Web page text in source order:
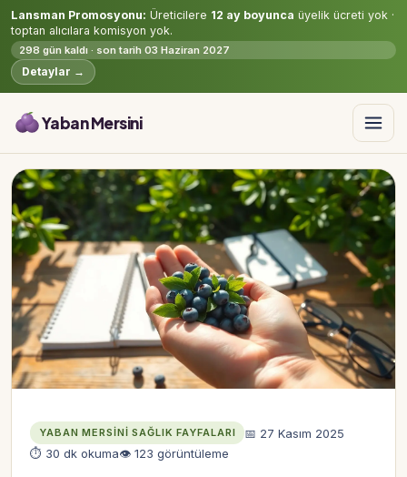
Lansman Promosyonu: Üreticilere 12 ay boyunca üyelik ücreti yok ·
toptan alıcılara komisyon yok.
298 gün kaldı · son tarih 03 Haziran 2027
Detaylar →
Yaban Mersini
YABAN MERSINI SAĞLIK FAYFALARI
📅 27 Kasım 2025
⏱ 30 dk okuma👁 123 görüntüleme